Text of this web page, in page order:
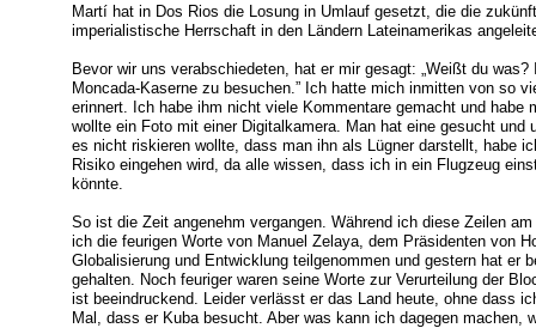
Martí hat in Dos Rios die Losung in Umlauf gesetzt, die die
imperialistische Herrschaft in den Ländern Lateinamerikas
Bevor wir uns verabschiedeten, hat er mir gesagt: „Weißt du
Moncada-Kaserne zu besuchen.” Ich hatte mich inmitten von so
erinnert. Ich habe ihm nicht viele Kommentare gemacht und habe
wollte ein Foto mit einer Digitalkamera. Man hat eine gesucht
es nicht riskieren wollte, dass man ihn als Lügner darstellt, habe
Risiko eingehen wird, da alle wissen, dass ich in ein Flugzeug
könnte.
So ist die Zeit angenehm vergangen. Während ich diese Zeilen
ich die feurigen Worte von Manuel Zelaya, dem Präsidenten von
Globalisierung und Entwicklung teilgenommen und gestern hat er
gehalten. Noch feuriger waren seine Worte zur Verurteilung der
ist beeindruckend. Leider verlässt er das Land heute, ohne dass
Mal, dass er Kuba besucht. Aber was kann ich dagegen machen,